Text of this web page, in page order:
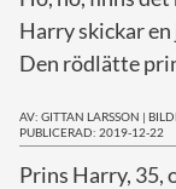
Harry skickar
Den rödlätte
AV: GITTAN LARSSON |
PUBLICERAD: 2019-12-22
Prins Harry, 35,